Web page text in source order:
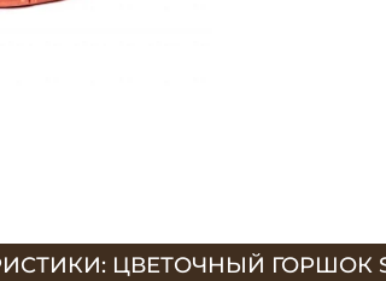
ЦВЕТОЧНЫЙ ГОРШОК